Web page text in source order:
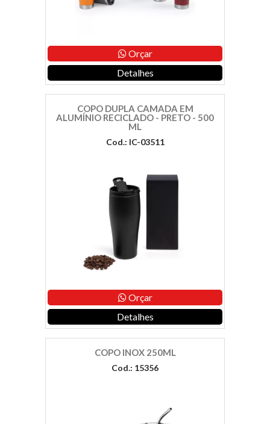
Orçar
Detalhes
COPO DUPLA CAMADA EM
ALUMÍNIO RECICLADO - PRETO - 500
ML
Cod.: IC-03511
Orçar
Detalhes
COPO INOX 250ML
Cod.: 15356